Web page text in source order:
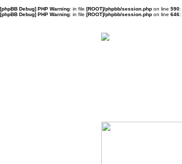
[phpBB Debug] PHP Warning: in file [ROOT]/phpbb/session.php on line 590:
[phpBB Debug] PHP Warning: in file [ROOT]/phpbb/session.php on line 646: